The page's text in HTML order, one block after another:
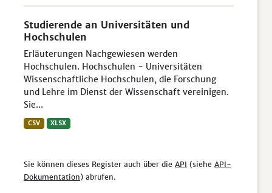
Studierende an Universitäten und
Hochschulen
Erläuterungen Nachgewiesen werden
Hochschulen. Hochschulen - Universitäten
Wissenschaftliche Hochschulen, die Forschung
und Lehre im Dienst der Wissenschaft vereinigen.
Sie...
CSV XLSX
Sie können dieses Register auch über die API (siehe API-
Dokumentation) abrufen.